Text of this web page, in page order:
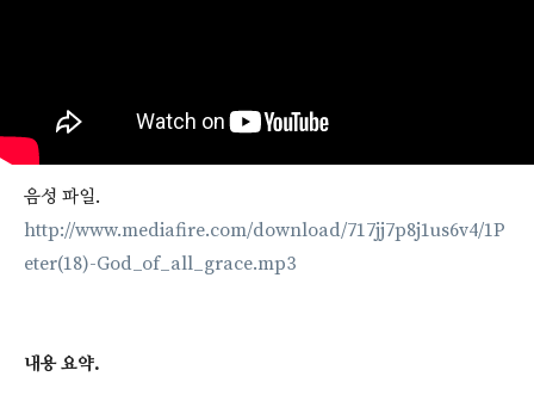
음성 파일.
http://www.mediafire.com/download/717jj7p8j1us6v4/1P
eter(18)-God_of_all_grace.mp3
내용 요약.